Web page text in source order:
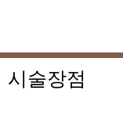
시술장점